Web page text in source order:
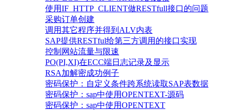
使用IF_HTTP_CLIENT做RESTfull接口的问题
采购订单创建
调用其它程序并得到ALV内表
SAP提供RESTful给第三方调用的接口实现
控制网站流量与限速
PO(PI,XI)在ECC端日志记录及显示
RSA加解密成功例子
密码保护：自定义条件跨系统读取SAP表数据
密码保护：sap中使用OPENTEXT-源码
密码保护：sap中使用OPENTEXT